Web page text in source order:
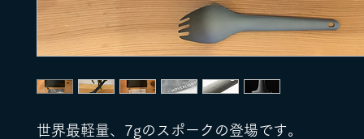
世界最軽量、7gのスポークの登場です。